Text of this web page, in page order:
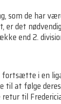
som de har
er det
end 2.
fortsætte i en
til at følge
til